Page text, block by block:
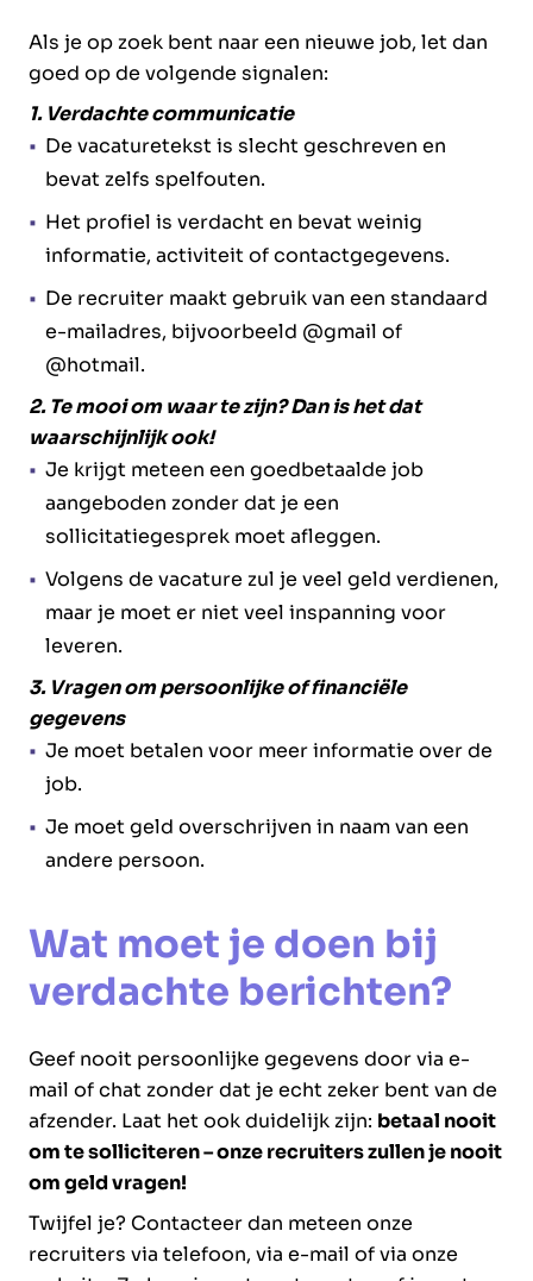
Als je op zoek bent naar een nieuwe job, let dan
goed op de volgende signalen:
1. Verdachte communicatie
De vacaturetekst is slecht geschreven en
bevat zelfs spelfouten.
Het profiel is verdacht en bevat weinig
informatie, activiteit of contactgegevens.
De recruiter maakt gebruik van een standaard
e-mailadres, bijvoorbeeld @gmail of
@hotmail.
2. Te mooi om waar te zijn? Dan is het dat
waarschijnlijk ook!
Je krijgt meteen een goedbetaalde job
aangeboden zonder dat je een
sollicitatiegesprek moet afleggen.
Volgens de vacature zul je veel geld verdienen,
maar je moet er niet veel inspanning voor
leveren.
3. Vragen om persoonlijke of financiële
gegevens
Je moet betalen voor meer informatie over de
job.
Je moet geld overschrijven in naam van een
andere persoon.
Wat moet je doen bij
verdachte berichten?
Geef nooit persoonlijke gegevens door via e-
mail of chat zonder dat je echt zeker bent van de
afzender. Laat het ook duidelijk zijn: betaal nooit
om te solliciteren – onze recruiters zullen je nooit
om geld vragen!
Twijfel je? Contacteer dan meteen onze
recruiters via telefoon, via e-mail of via onze